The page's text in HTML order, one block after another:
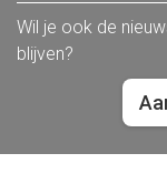
Wil je ook de
blijven?